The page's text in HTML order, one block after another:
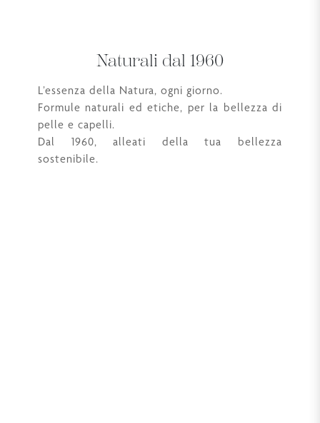
Naturali dal 1960
L’essenza della Natura, ogni giorno.
Formule naturali ed etiche, per la bellezza di
pelle e capelli.
Dal 1960, alleati della tua bellezza
sostenibile.